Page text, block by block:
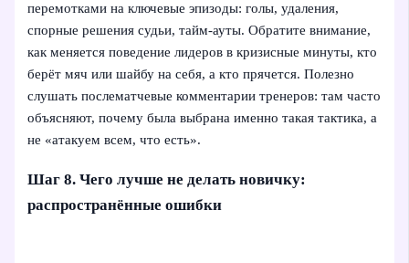
перемотками на ключевые эпизоды: голы, удаления,
спорные решения судьи, тайм-ауты. Обратите внимание,
как меняется поведение лидеров в кризисные минуты, кто
берёт мяч или шайбу на себя, а кто прячется. Полезно
слушать послематчевые комментарии тренеров: там часто
объясняют, почему была выбрана именно такая тактика, а
не «атакуем всем, что есть».
Шаг 8. Чего лучше не делать новичку:
распространённые ошибки